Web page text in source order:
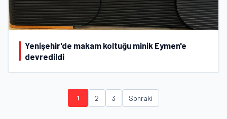
Yenişehir'de makam koltuğu minik Eymen'e
devredildi
1 2 3 Sonraki